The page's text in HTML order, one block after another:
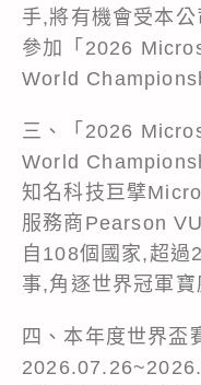
手,將有機會受本
參加「2026
World
三、「2026
World
知名科技巨擘
服務商Pearson
自108個國家,超過
事,角逐世界冠軍寶
四、本年度世界盃